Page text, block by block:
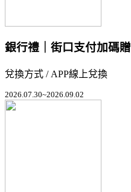
銀行禮｜街口支付加碼贈
兌換方式 / APP線上兌換
2026.07.30~2026.09.02